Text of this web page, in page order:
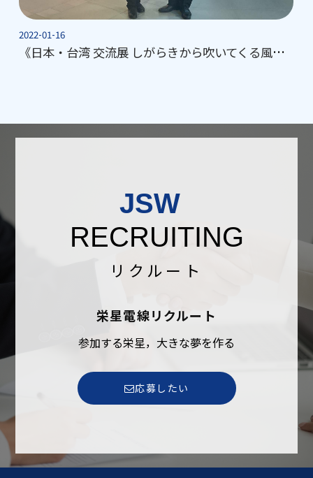
2022-01-16
《日本・台湾 交流展 しがらきから吹いてくる風》を協賛しました。
JSW
RECRUITING
リクルート
栄星電線リクルート
参加する栄星，大きな夢を作る
応募したい